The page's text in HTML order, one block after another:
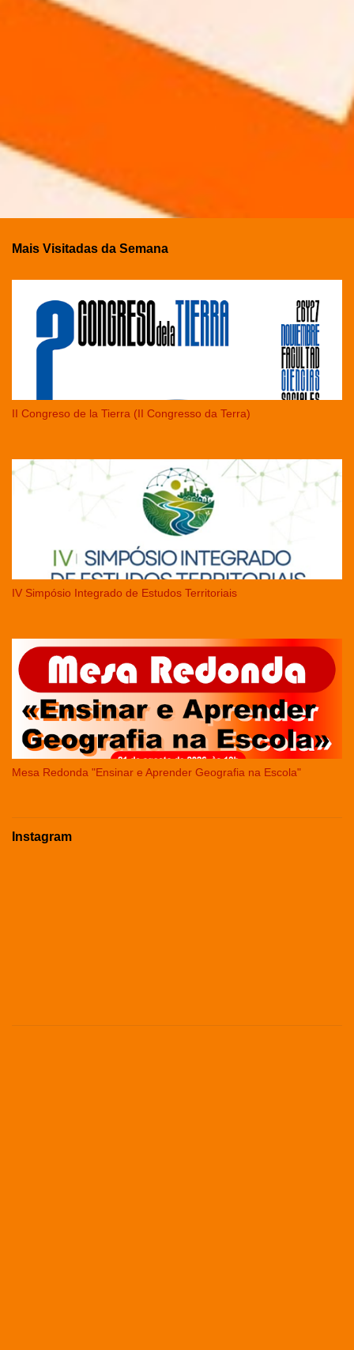
Mais Visitadas da Semana
II Congreso de la Tierra (II Congresso da Terra)
IV Simpósio Integrado de Estudos Territoriais
Mesa Redonda "Ensinar e Aprender Geografia na Escola"
Instagram